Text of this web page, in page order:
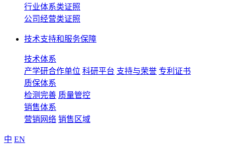
行业体系类证照
公司经营类证照
技术支持和服务保障
技术体系
产学研合作单位 科研平台 支持与荣誉 专利证书
质保体系
检测完善 质量管控
销售体系
营销网络 销售区域
中 EN